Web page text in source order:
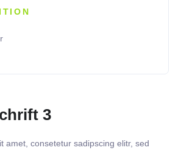
3
amet, consetetur sadipscing elitr, sed